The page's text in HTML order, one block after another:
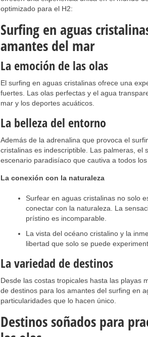
optimizado para el H2:
Surfing en aguas
amantes del mar
La emoción de las olas
El surfing en aguas cristalinas ofrece una
fuertes. Las olas perfectas y el agua
mar y los deportes acuáticos.
La belleza del entorno
Además de la adrenalina que provoca el
cristalinas es indescriptible. Las palmeras, el
escenario paradisíaco que cautiva a todos los
La conexión con la naturaleza
Surfear en aguas cristalinas no solo
conectar con la naturaleza. La
prístino es incomparable.
La vista del océano cristalino y la
libertad que solo se puede
La variedad de destinos
Desde las costas tropicales hasta las playas
de destinos para los amantes del surfing en
particularidades que lo hacen único.
Destinos soñados para